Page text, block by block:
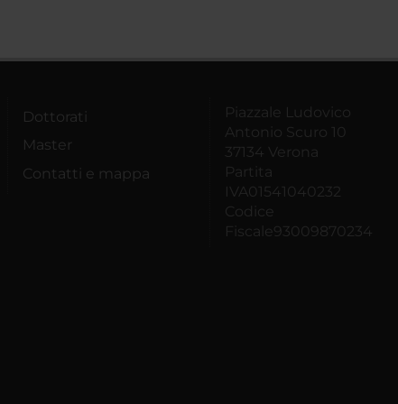
Dottorati
Master
Contatti e mappa
Piazzale Ludovico
Antonio Scuro 10
37134 Verona
Partita
IVA01541040232
Codice
Fiscale93009870234